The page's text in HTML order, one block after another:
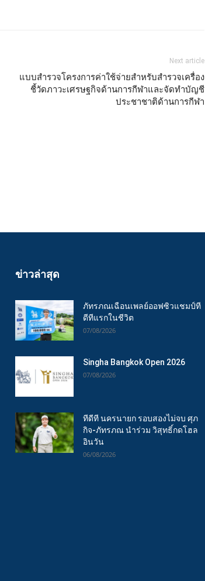
Next article
แบบสำรวจโครงการค่าใช้จ่ายสำหรับสำรวจเครื่อง
ชี้วัดภาวะเศรษฐกิจด้านการกีฬาและจัดทำบัญชี
ประชาชาติด้านการกีฬา
ข่าวล่าสุด
ภัทรภณเฉือนเพลย์ออฟซิวแชมป์ที
ดีทีแรกในชีวิต
07/08/2026
Singha Bangkok Open 2026
07/08/2026
ทีดีที นครนายก รอบสองไม่จบ ศุภ
กิจ-ภัทรภณ นำร่วม วิสุทธิ์กดโฮล
อินวัน
06/08/2026